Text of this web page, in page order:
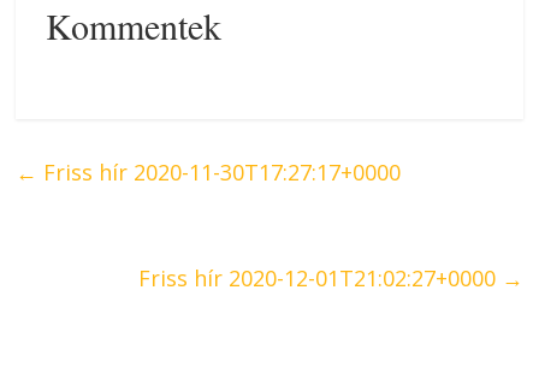
Kommentek
← Friss hír 2020-11-30T17:27:17+0000
Friss hír 2020-12-01T21:02:27+0000 →